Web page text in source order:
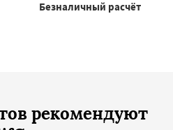
Безналичный расчёт
рекомендуют